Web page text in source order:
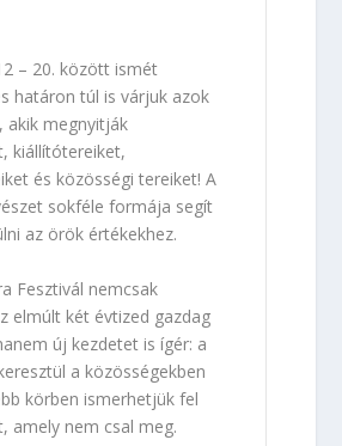
– 20. között ismét
határon túl is várjuk azok
akik megnyitják
kiállítótereiket,
és közösségi tereiket! A
sokféle formája segít
az örök értékekhez.
Fesztivál nemcsak
elmúlt két évtized gazdag
új kezdetet is ígér: a
a közösségekben
körben ismerhetjük fel
amely nem csal meg.